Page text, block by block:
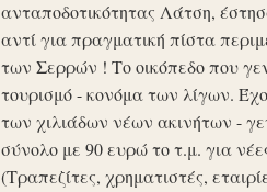
ανταποδοτικότητας Λάτση,
αντί για πραγματική πίστα
των Σερρών ! Το οικόπεδο που
τουρισμό - κονόμα των λίγων.
των χιλιάδων νέων ακινήτων -
σύνολο με 90 ευρώ το τ.μ. για
(Τραπεζίτες, χρηματιστές,